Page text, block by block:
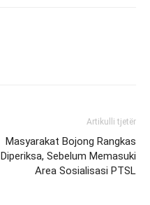
Artikulli tjetër
Masyarakat Bojong Rangkas
Diperiksa, Sebelum Memasuki
Area Sosialisasi PTSL